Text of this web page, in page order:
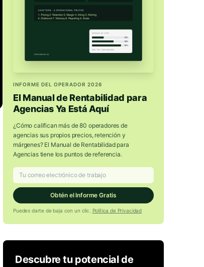
INFORME DEL OPERADOR 2026
El Manual de Rentabilidad para
Agencias Ya Está Aquí
¿Cómo califican más de 80 operadores de
agencias sus propios precios, retención y
márgenes? El Manual de Rentabilidad para
Agencias tiene los puntos de referencia.
Obtén el Informe Gratis
Puedes darte de baja con un clic. Política de Privacidad
Descubre tu potencial de